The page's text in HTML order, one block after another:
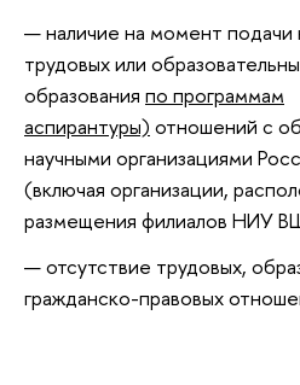
наличие на момент подачи
трудовых или
образования по программам
аспирантуры) отношений с
научными организациями
(включая организации,
размещения филиалов НИУ
отсутствие трудовых,
гражданско-правовых